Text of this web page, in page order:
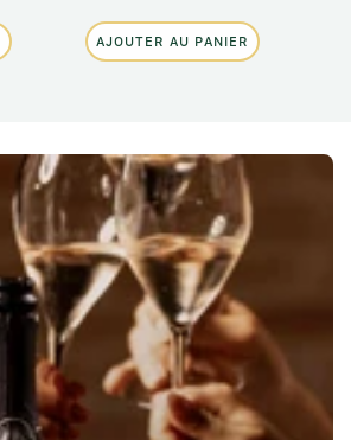
AJOUTER AU PANIER